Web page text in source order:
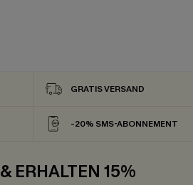
GRATIS VERSAND
-20% SMS-ABONNEMENT
ERHALTEN 15%